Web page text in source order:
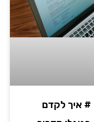
# איך לקדם